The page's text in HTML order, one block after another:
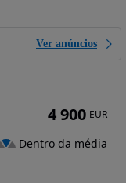
Ver anúncios
4 900 EUR
Dentro da média